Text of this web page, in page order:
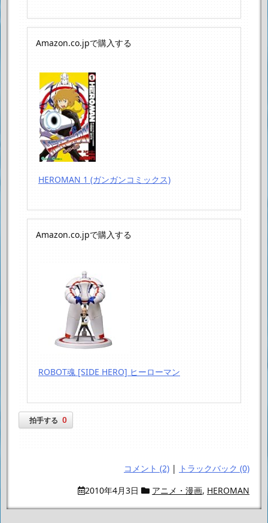
Amazon.co.jpで購入する
HEROMAN 1 (ガンガンコミックス)
Amazon.co.jpで購入する
ROBOT魂 [SIDE HERO] ヒーローマン
拍手する 0
コメント (2) |
トラックバック (0)
2010年4月3日
アニメ・漫画, HEROMAN